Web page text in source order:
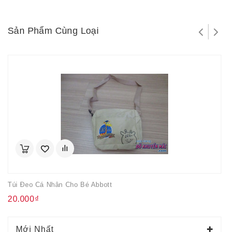
Sản Phẩm Cùng Loại
Túi Đeo Cá Nhân Cho Bé Abbott
20.000₫
Mới Nhất